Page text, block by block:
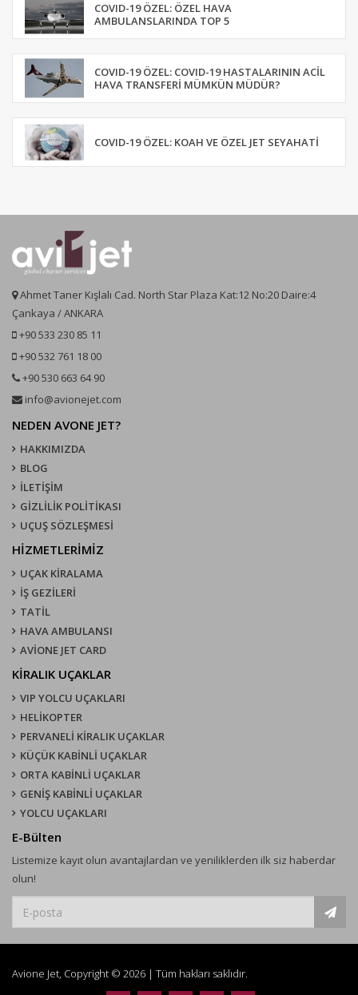
COVID-19 ÖZEL: ÖZEL HAVA
AMBULANSLARINDA TOP 5
COVID-19 ÖZEL: COVID-19 HASTALARININ ACIL
HAVA TRANSFERI MÜMKÜN MÜDÜR?
COVID-19 ÖZEL: KOAH VE ÖZEL JET SEYAHATI
Ahmet Taner Kışlalı Cad. North Star Plaza Kat:12 No:20 Daire:4
Çankaya / ANKARA
+90 533 230 85 11
+90 532 761 18 00
+90 530 663 64 90
info@avionejet.com
NEDEN AVONE JET?
HAKKIMIZDA
BLOG
İLETİŞİM
GİZLİLİK POLİTİKASI
UÇUŞ SÖZLEŞMESI
HİZMETLERİMİZ
UÇAK KIRALAMA
İŞ GEZİLERİ
TATİL
HAVA AMBULANSI
AVİONE JET CARD
KIRALIK UÇAKLAR
VIP YOLCU UÇAKLARI
HELİKOPTER
PERVANELİ KİRALIK UÇAKLAR
KÜÇÜK KABİNLİ UÇAKLAR
ORTA KABİNLİ UÇAKLAR
GENİŞ KABİNLİ UÇAKLAR
YOLCU UÇAKLARI
E-Bülten
Listemize kayıt olun avantajlardan ve yeniliklerden ilk siz haberdar
olun!
Avione Jet, Copyright © 2026 | Tüm hakları saklıdır.